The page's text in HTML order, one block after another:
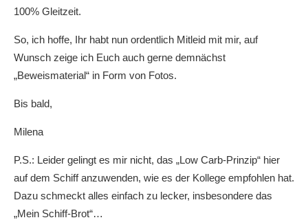
100% Gleitzeit.
So, ich hoffe, Ihr habt nun ordentlich Mitleid mit mir, auf
Wunsch zeige ich Euch auch gerne demnächst
„Beweismaterial“ in Form von Fotos.
Bis bald,
Milena
P.S.: Leider gelingt es mir nicht, das „Low Carb-Prinzip“ hier
auf dem Schiff anzuwenden, wie es der Kollege empfohlen hat.
Dazu schmeckt alles einfach zu lecker, insbesondere das
„Mein Schiff-Brot“…